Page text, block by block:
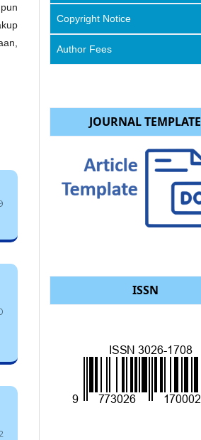
Copyright Notice
Author Fees
JOURNAL TEMPLATE
ISSN